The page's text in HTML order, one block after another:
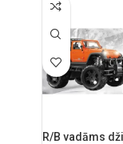
Automašīnas
Ieteicamais
gadiem
Nepieciešamie
R/B vadāms